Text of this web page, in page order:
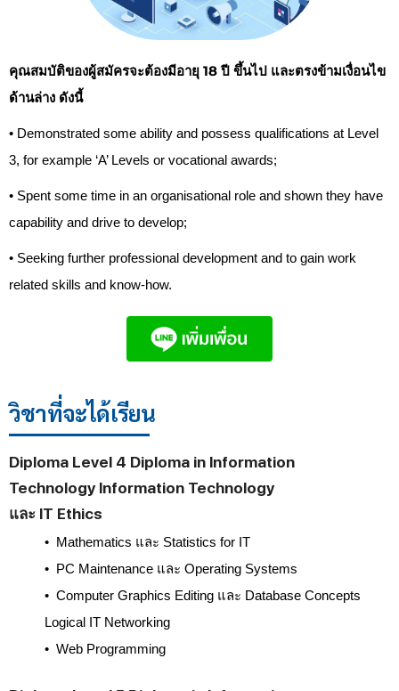
คุณสมบัติของผู้สมัครจะต้องมีอายุ 18 ปี ขึ้นไป และตรงข้ามเงื่อนไข
ด้านล่าง ดังนี้
• Demonstrated some ability and possess qualifications at Level
3, for example ‘A’ Levels or vocational awards;
• Spent some time in an organisational role and shown they have
capability and drive to develop;
• Seeking further professional development and to gain work
related skills and know-how.
วิชาที่จะได้เรียน
Diploma Level 4 Diploma in Information
Technology Information Technology
และ IT Ethics
• Mathematics และ Statistics for IT
• PC Maintenance และ Operating Systems
• Computer Graphics Editing และ Database Concepts
Logical IT Networking
• Web Programming